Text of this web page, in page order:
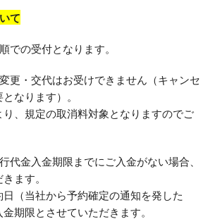
て
での受付となります。
更・交代はお受けできません（キャンセ
なります）。
、規定の取消料対象となりますのでご
代金入金期限までにご入金がない場合、
ます。
（当社から予約確定の通知を発した
期限とさせていただきます。